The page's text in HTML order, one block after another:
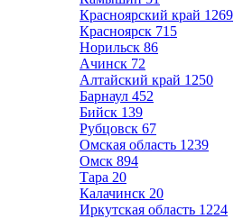
Красноярский край 1269
Красноярск 715
Норильск 86
Ачинск 72
Алтайский край 1250
Барнаул 452
Бийск 139
Рубцовск 67
Омская область 1239
Омск 894
Тара 20
Калачинск 20
Иркутская область 1224